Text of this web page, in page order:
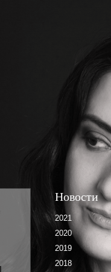
Новости
2021
2020
2019
2018